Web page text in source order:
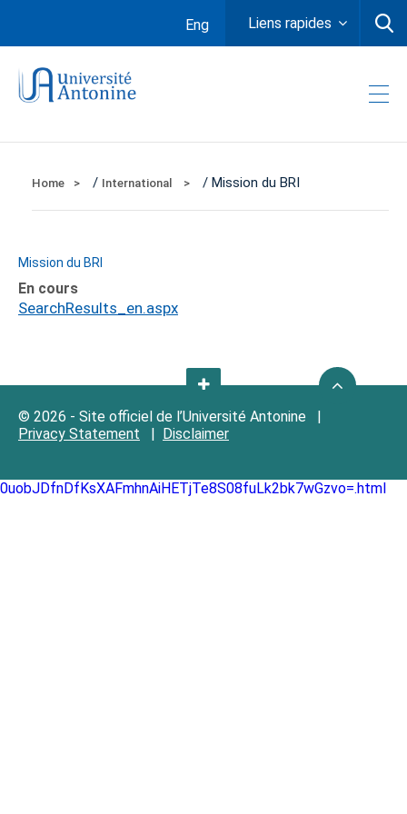
Eng Liens rapides
Home / International / Mission du BRI
Mission du BRI
En cours
SearchResults_en.aspx
© 2026 - Site officiel de l’Université Antonine |
Privacy Statement | Disclaimer
0uobJDfnDfKsXAFmhnAiHETjTe8S08fuLk2bk7wGzvo=.html